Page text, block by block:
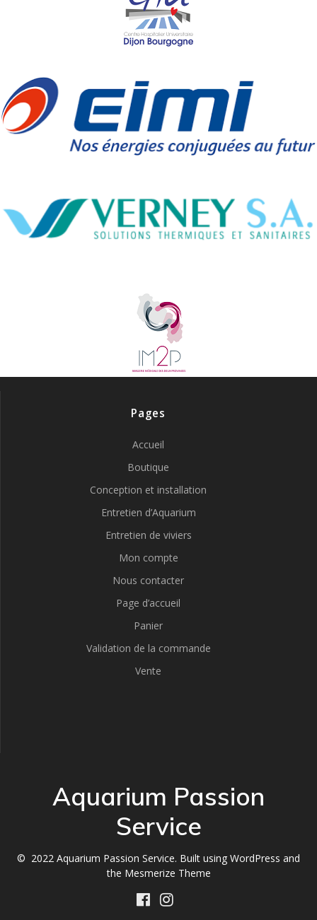
Pages
Accueil
Boutique
Conception et installation
Entretien d’Aquarium
Entretien de viviers
Mon compte
Nous contacter
Page d’accueil
Panier
Validation de la commande
Vente
Aquarium Passion
Service
© 2022 Aquarium Passion Service. Built using WordPress and
the Mesmerize Theme